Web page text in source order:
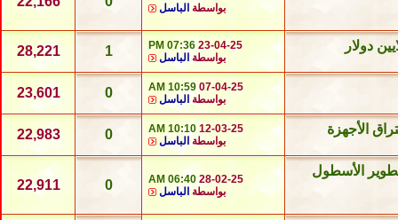
بواسطة الباسل
23-04-25
07:36 PM
بواسطة الباسل 1
28,221
07-04-25
10:59 AM
بواسطة الباسل 0
23,601
الأجهزة 12-03-25
10:10 AM
بواسطة الباسل 0
22,983
الأسطول
28-02-25
06:40 AM
بواسطة الباسل 0
22,911